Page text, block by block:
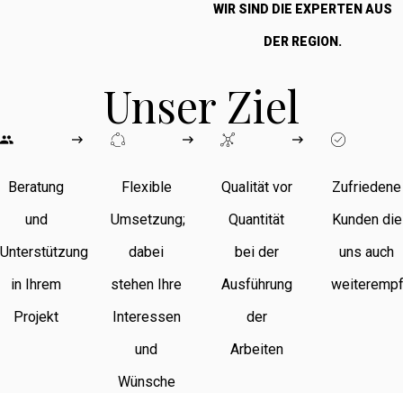
WIR SIND DIE EXPERTEN AUS
DER REGION.
Unser Ziel
Beratung
und
Unterstützung
in Ihrem
Projekt
Flexible
Umsetzung;
dabei
stehen Ihre
Interessen
und
Wünsche
Qualität vor
Quantität
bei der
Ausführung
der
Arbeiten
Zufriedene
Kunden die
uns auch